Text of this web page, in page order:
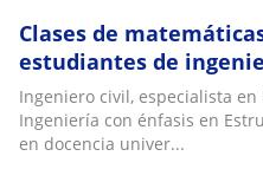
Clases de
estudiantes de
Ingeniero civil, especialista
Ingeniería con énfasis en
en docencia univer...